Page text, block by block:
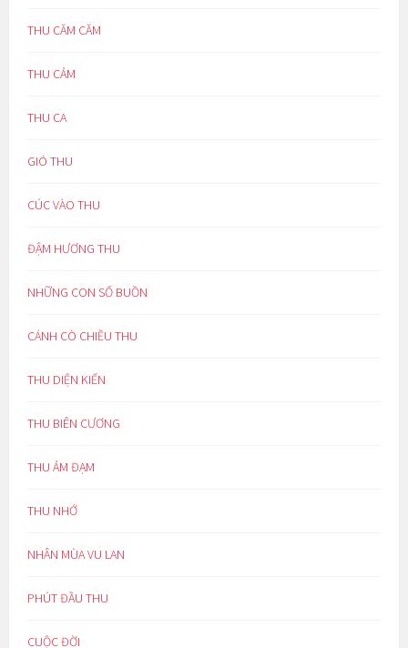
THU CĂM CĂM
THU CẢM
THU CA
GIÓ THU
CÚC VÀO THU
ĐẬM HƯƠNG THU
NHỮNG CON SỐ BUỒN
CÁNH CÒ CHIỀU THU
THU DIỆN KIẾN
THU BIÊN CƯƠNG
THU ẢM ĐẠM
THU NHỚ
NHÂN MÙA VU LAN
PHÚT ĐẦU THU
CUỘC ĐỜI